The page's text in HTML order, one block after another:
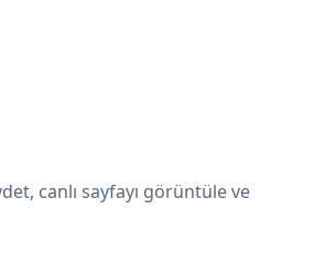
canlı sayfayı görüntüle ve